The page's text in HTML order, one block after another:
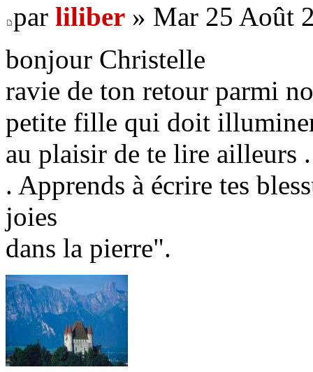
par liliber » Mar 25 Août
bonjour Christelle
ravie de ton retour parmi
petite fille qui doit
au plaisir de te lire ailleurs .
. Apprends à écrire tes
joies
dans la pierre".